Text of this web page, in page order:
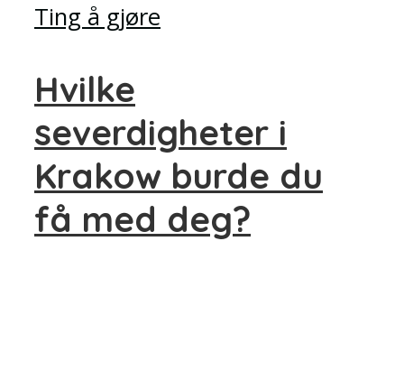
Ting å gjøre
Hvilke
severdigheter i
Krakow burde du
få med deg?